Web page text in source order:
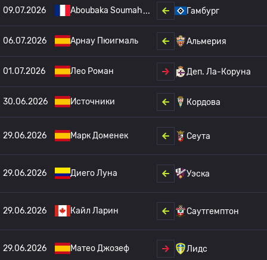
09.07.2026 Aboubaka Soumah Гамбург
06.07.2026 Арнау Пюигмаль Альмерия
01.07.2026 Лео Роман Деп. Ла-Коруна
30.06.2026 Источники Кордова
29.06.2026 Марк Доменек Сеута
29.06.2026 Диего Луна Уэска
29.06.2026 Кайл Ларин Саутгемптон
29.06.2026 Матео Джозеф Лидс